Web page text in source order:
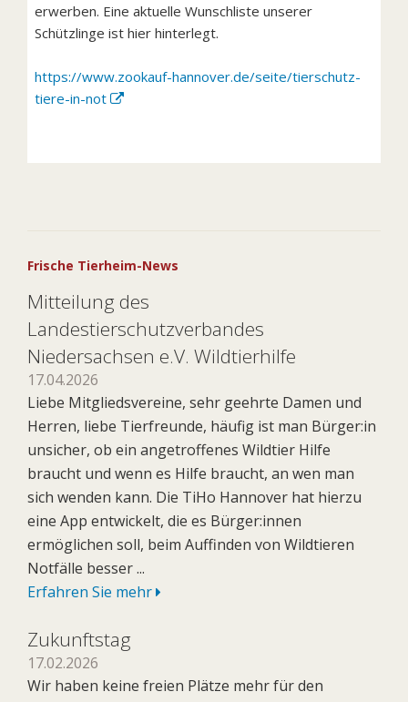
erwerben. Eine aktuelle Wunschliste unserer
Schützlinge ist hier hinterlegt.
https://www.zookauf-hannover.de/seite/tierschutz-
tiere-in-not
Frische Tierheim-News
Mitteilung des
Landestierschutzverbandes
Niedersachsen e.V. Wildtierhilfe
17.04.2026
Liebe Mitgliedsvereine, sehr geehrte Damen und
Herren, liebe Tierfreunde, häufig ist man Bürger:in
unsicher, ob ein angetroffenes Wildtier Hilfe
braucht und wenn es Hilfe braucht, an wen man
sich wenden kann. Die TiHo Hannover hat hierzu
eine App entwickelt, die es Bürger:innen
ermöglichen soll, beim Auffinden von Wildtieren
Notfälle besser ...
Erfahren Sie mehr
Zukunftstag
17.02.2026
Wir haben keine freien Plätze mehr für den